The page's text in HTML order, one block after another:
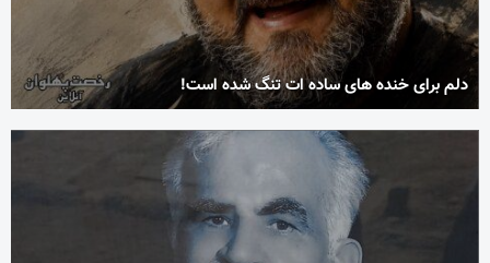
دلم برای خنده های ساده ات تنگ شده است!